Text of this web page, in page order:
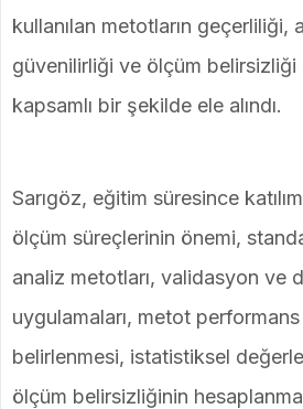
kullanılan metotların geçerliliği,
güvenilirliği ve ölçüm
kapsamlı bir şekilde ele alındı.
Sarıgöz, eğitim süresince
ölçüm süreçlerinin önemi,
analiz metotları, validasyon ve
uygulamaları, metot
belirlenmesi, istatistiksel
ölçüm belirsizliğinin